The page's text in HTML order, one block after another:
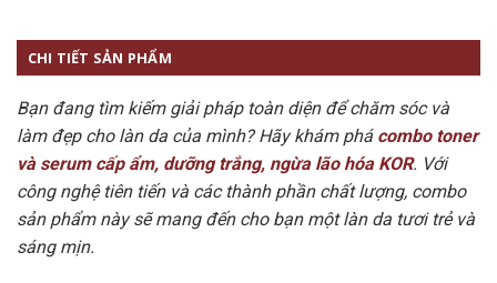
CHI TIẾT SẢN PHẨM
Bạn đang tìm kiếm giải pháp toàn diện để chăm sóc và
làm đẹp cho làn da của mình? Hãy khám phá combo toner
và serum cấp ẩm, dưỡng trắng, ngừa lão hóa KOR. Với
công nghệ tiên tiến và các thành phần chất lượng, combo
sản phẩm này sẽ mang đến cho bạn một làn da tươi trẻ và
sáng mịn.